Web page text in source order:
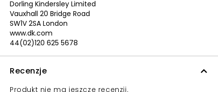
Dorling Kindersley Limited
Vauxhall 20 Bridge Road
SW1V 2SA London
www.dk.com
44(02)120 625 5678
Recenzje
Produkt nie ma jeszcze recenzji.